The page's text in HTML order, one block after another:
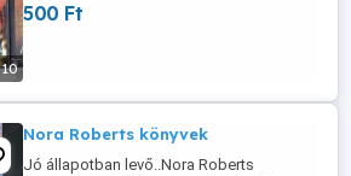
10
500 Ft
Nora Roberts könyvek
Jó állapotban levő..Nora Roberts